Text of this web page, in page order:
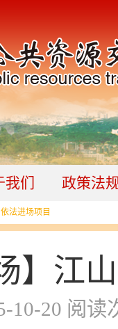
我们 政策法
依法进场项目
】江
10-20 阅读